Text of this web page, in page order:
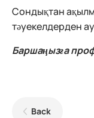
Сондықтан
тәуекелдерден
Баршаңызға
Back